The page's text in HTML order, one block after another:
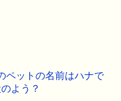
ペットの名前はハナで
よう？